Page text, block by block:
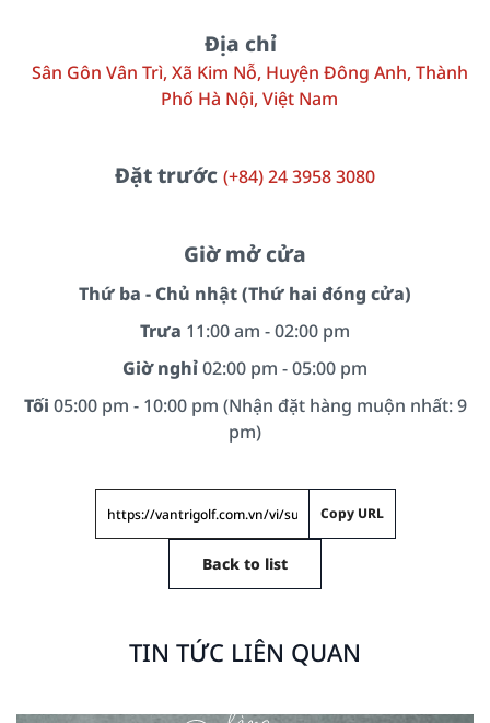
Địa chỉ
Sân Gôn Vân Trì, Xã Kim Nỗ, Huyện Đông Anh, Thành
Phố Hà Nội, Việt Nam
Đặt trước (+84) 24 3958 3080
Giờ mở cửa
Thứ ba - Chủ nhật (Thứ hai đóng cửa)
Trưa 11:00 am - 02:00 pm
Giờ nghỉ02:00 pm - 05:00 pm
Tối 05:00 pm - 10:00 pm (Nhận đặt hàng muộn nhất: 9
pm)
Copy URL
Back to list
TIN TỨC LIÊN QUAN